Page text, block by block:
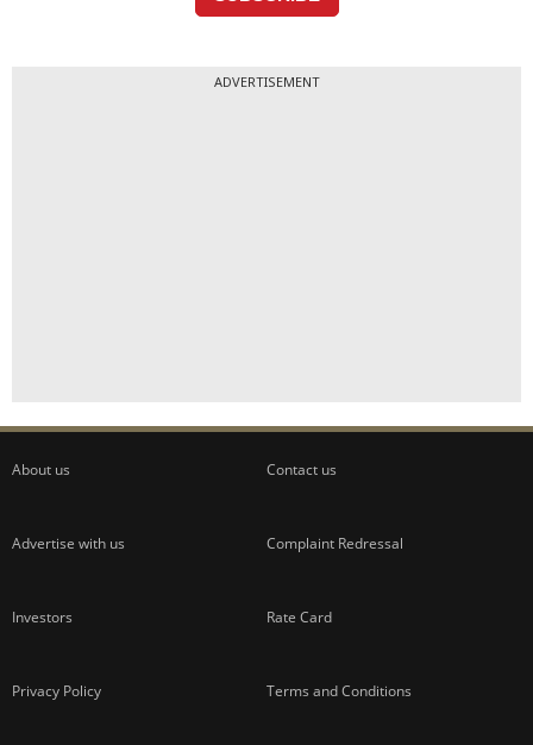
ADVERTISEMENT
About us Contact us
Advertise with us Complaint Redressal
Investors Rate Card
Privacy Policy Terms and Conditions